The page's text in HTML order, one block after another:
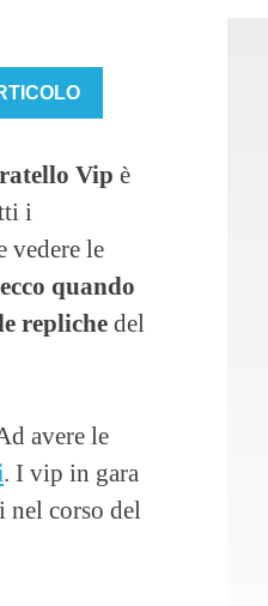
Vip è
i
vedere le
ecco quando
repliche del
avere le
. I vip in gara
nel corso del